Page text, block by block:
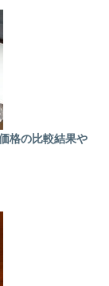
格の比較結果や